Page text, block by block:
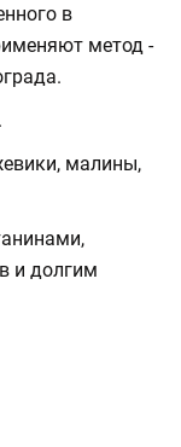
в
метод -
малины,
и долгим